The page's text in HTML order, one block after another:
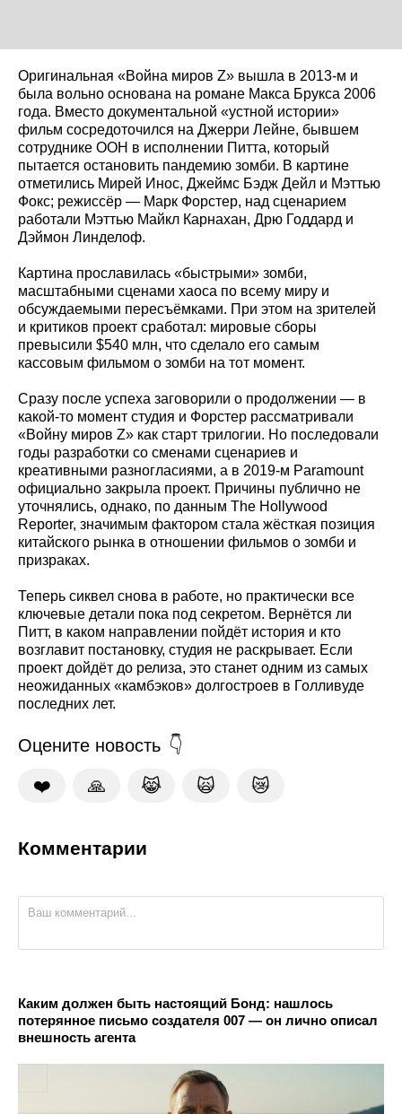
Оригинальная «Война миров Z» вышла в 2013‑м и
была вольно основана на романе Макса Брукса 2006
года. Вместо документальной «устной истории»
фильм сосредоточился на Джерри Лейне, бывшем
сотруднике ООН в исполнении Питта, который
пытается остановить пандемию зомби. В картине
отметились Мирей Инос, Джеймс Бэдж Дейл и Мэттью
Фокс; режиссёр — Марк Форстер, над сценарием
работали Мэттью Майкл Карнахан, Дрю Годдард и
Дэймон Линделоф.
Картина прославилась «быстрыми» зомби,
масштабными сценами хаоса по всему миру и
обсуждаемыми пересъёмками. При этом на зрителей
и критиков проект сработал: мировые сборы
превысили $540 млн, что сделало его самым
кассовым фильмом о зомби на тот момент.
Сразу после успеха заговорили о продолжении — в
какой‑то момент студия и Форстер рассматривали
«Войну миров Z» как старт трилогии. Но последовали
годы разработки со сменами сценариев и
креативными разногласиями, а в 2019‑м Paramount
официально закрыла проект. Причины публично не
уточнялись, однако, по данным The Hollywood
Reporter, значимым фактором стала жёсткая позиция
китайского рынка в отношении фильмов о зомби и
призраках.
Теперь сиквел снова в работе, но практически все
ключевые детали пока под секретом. Вернётся ли
Питт, в каком направлении пойдёт история и кто
возглавит постановку, студия не раскрывает. Если
проект дойдёт до релиза, это станет одним из самых
неожиданных «камбэков» долгостроев в Голливуде
последних лет.
Оцените новость
❤️ 🙏 😹 🙀 😿
Комментарии
Каким должен быть настоящий Бонд: нашлось
потерянное письмо создателя 007 — он лично описал
внешность агента